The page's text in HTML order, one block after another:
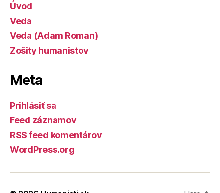
Úvod
Veda
Veda (Adam Roman)
Zošity humanistov
Meta
Prihlásiť sa
Feed záznamov
RSS feed komentárov
WordPress.org